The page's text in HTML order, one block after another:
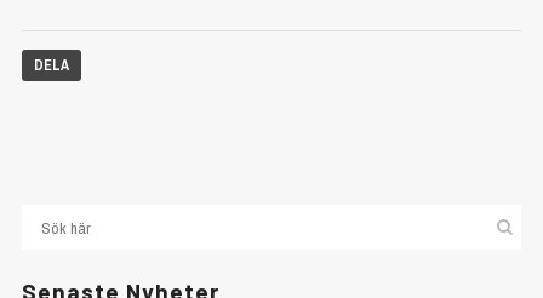
DELA
Senaste Nyheter